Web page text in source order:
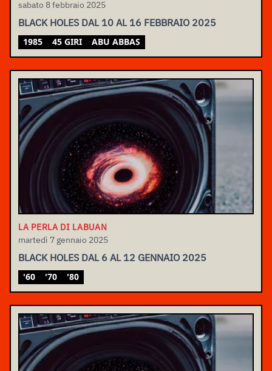
sabato 8 febbraio 2025
BLACK HOLES DAL 10 AL 16 FEBBRAIO 2025
1985 45 GIRI ABU ABBAS
LA PERLA DI LABUAN
martedì 7 gennaio 2025
BLACK HOLES DAL 6 AL 12 GENNAIO 2025
'60 '70 '80